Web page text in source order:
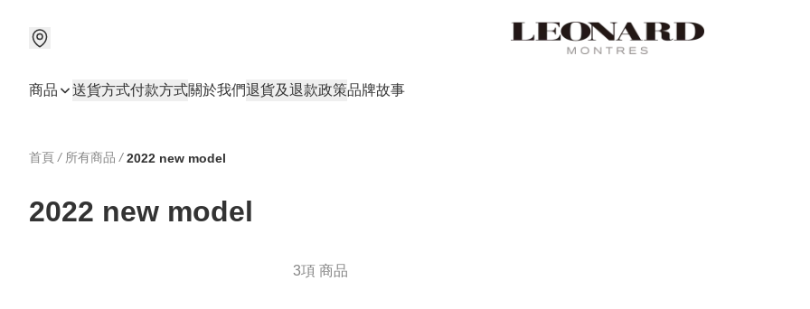
商品 送貨方式付款方式關於我們退貨及退款政策品牌故事
首頁 / 所有商品 / 2022 new model
2022 new model
3項 商品